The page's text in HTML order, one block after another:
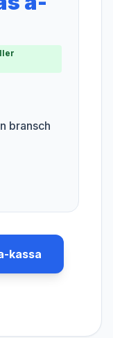
bransch
kassa